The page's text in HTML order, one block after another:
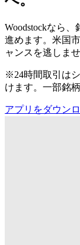
Woodstockなら
進めます。米国
ャンスを逃しませ
※24時間取引は
けます。一部銘
アプリをダウン